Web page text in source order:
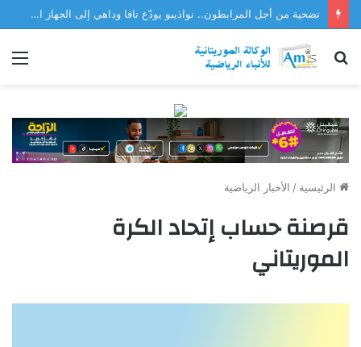
تضحية من أجل المرابطون.. نواذيبو يودّع تافا وداهي إلى الجهاز الفني للمنتخب
بحث
الرئيسية / الأخبار الرياضية
قرصنة حساب إتحاد الكرة
الموريتاني